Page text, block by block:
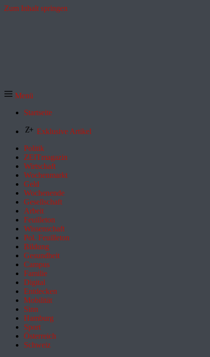
Zum Inhalt springen
Menü
Startseite
Exklusive Artikel
Politik
ZEITmagazin
Wirtschaft
Wochenmarkt
Geld
Wochenende
Gesellschaft
Arbeit
Feuilleton
Wissenschaft
Pol. Feuilleton
Bildung
Gesundheit
Campus
Familie
Digital
Entdecken
Mobilität
Sinn
Hamburg
Sport
Österreich
Schweiz